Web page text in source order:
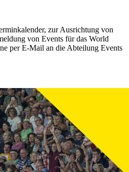
zur Ausrichtung von
von Events für das World
per E-Mail an die Abteilung Events